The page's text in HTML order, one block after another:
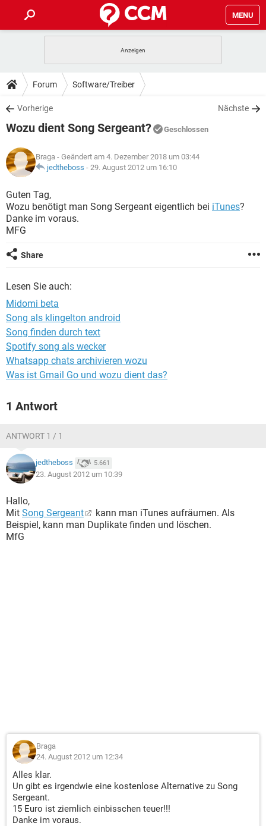
MENU
ANDROID IOS
WINDOWS 10
WHATSAPP TIKTOK
FACEBOOK
TIPPS & TRICKS
SPIELE
WHATSAPP TIKTOK
FACEBOOK
DOWNLOADS
SPIELE STREAMING
ANDROID
WINDOWS 10 INSTAGRAM
WHATSAPP
FACEBOOK HARDWARE
SPIELE STREAMING
ANDROID
WINDOWS 10
WHATSAPP
LEXIKON
SPIELE
ANDROID IOS
WINDOWS 10
WHATSAPP
Forum Software/Treiber
Vorherige Nächste
Wozu dient Song Sergeant? Geschlossen
Braga - Geändert am 4. Dezember 2018 um 03:44
jedtheboss - 29. August 2012 um 16:10
Guten Tag,
Wozu benötigt man Song Sergeant eigentlich bei iTunes?
Danke im voraus.
MFG
Share
Lesen Sie auch:
Midomi beta
Song als klingelton android
Song finden durch text
Spotify song als wecker
Whatsapp chats archivieren wozu
Was ist Gmail Go und wozu dient das?
1 Antwort
ANTWORT 1 / 1
jedtheboss 5.661
23. August 2012 um 10:39
Hallo,
Mit Song Sergeant
kann man iTunes aufräumen. Als
Beispiel, kann man Duplikate finden und löschen.
MfG
Braga
24. August 2012 um 12:34
Alles klar.
Un gibt es irgendwie eine kostenlose Alternative zu Song
Sergeant.
15 Euro ist ziemlich einbisschen teuer!!!
Danke im voraus.